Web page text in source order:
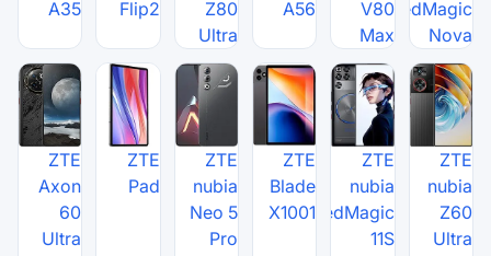
Z80
Ultra
Flip2
A35
ZTE
nubia
Neo 5
Pro
ZTE
Pad
ZTE
Axon
60